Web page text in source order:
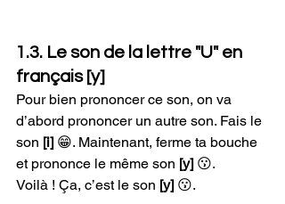
1.3. Le son de la lettre "U" en
français [y]
Pour bien prononcer ce son, on va
d’abord prononcer un autre son. Fais le
son [i] 😁. Maintenant, ferme ta bouche
et prononce le même son [y] 😗.
Voilà ! Ça, c’est le son [y] 😗.